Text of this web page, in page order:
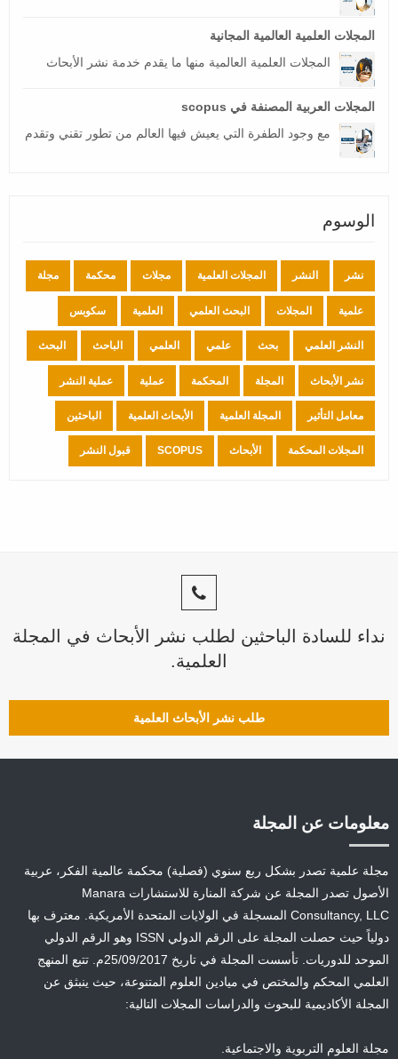
المجلات العلمية العالمية المجانية
المجلات العلمية العالمية منها ما يقدم خدمة نشر الأبحاث
المجلات العربية المصنفة في scopus
مع وجود الطفرة التي يعيش فيها العالم من تطور تقني وتقدم
الوسوم
نشر النشر المجلات العلمية مجلات محكمة مجلة
علمية المجلات البحث العلمي العلمية سكوبس
النشر العلمي بحث علمي العلمي الباحث البحث
نشر الأبحاث المجلة المحكمة عملية عملية النشر
معامل التأثير المجلة العلمية الأبحاث العلمية الباحثين
المجلات المحكمة الأبحاث SCOPUS قبول النشر
نداء للسادة الباحثين لطلب نشر الأبحاث في المجلة
العلمية.
طلب نشر الأبحاث العلمية
معلومات عن المجلة
مجلة علمية تصدر بشكل ربع سنوي (فصلية) محكمة عالمية الفكر، عربية
الأصول تصدر المجلة عن شركة المنارة للاستشارات Manara
Consultancy, LLC المسجلة في الولايات المتحدة الأمريكية. معترف بها
دولياً حيث حصلت المجلة على الرقم الدولي ISSN وهو الرقم الدولي
الموحد للدوريات. تأسست المجلة في تاريخ 25/09/2017م. تتبع المنهج
العلمي المحكم والمختص في ميادين العلوم المتنوعة، حيث ينبثق عن
المجلة الأكاديمية للبحوث والدراسات المجلات التالية:
مجلة العلوم التربوية والاجتماعية.